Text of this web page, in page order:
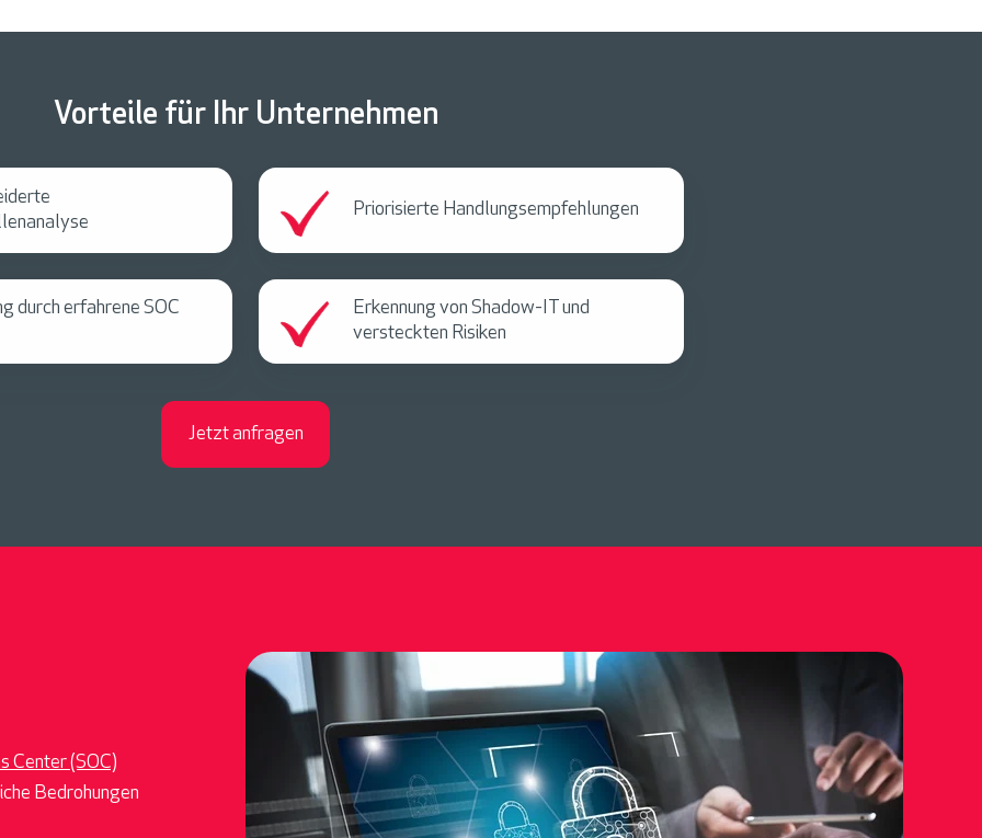
Vorteile für Ihr Unternehmen
Priorisierte Handlungsempfehlungen
durch erfahrene SOC
Erkennung von Shadow-IT und
versteckten Risiken
Jetzt anfragen
Center (SOC)
Bedrohungen